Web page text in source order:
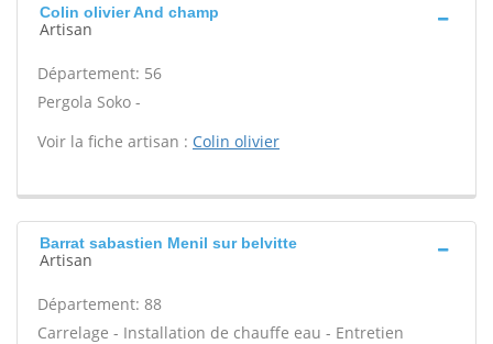
Colin olivier And champ
Artisan
Département: 56
Pergola Soko -
Voir la fiche artisan : Colin olivier
Barrat sabastien Menil sur belvitte
Artisan
Département: 88
Carrelage - Installation de chauffe eau - Entretien